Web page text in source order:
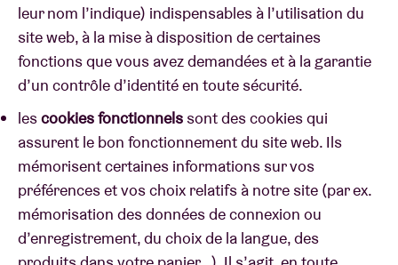
leur nom l’indique) indispensables à l’utilisation du
site web, à la mise à disposition de certaines
fonctions que vous avez demandées et à la garantie
d’un contrôle d’identité en toute sécurité.
lescookies fonctionnels sont des cookies qui
assurent le bon fonctionnement du site web. Ils
mémorisent certaines informations sur vos
préférences et vos choix relatifs à notre site (par ex.
mémorisation des données de connexion ou
d’enregistrement, du choix de la langue, des